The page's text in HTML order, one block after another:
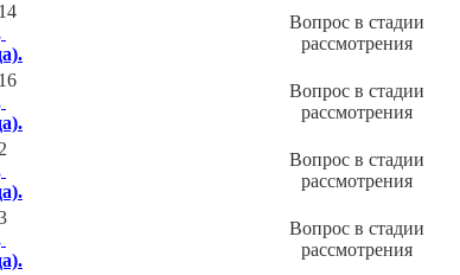
Вопрос в стадии
рассмотрения
Вопрос в стадии
рассмотрения
Вопрос в стадии
рассмотрения
Вопрос в стадии
рассмотрения